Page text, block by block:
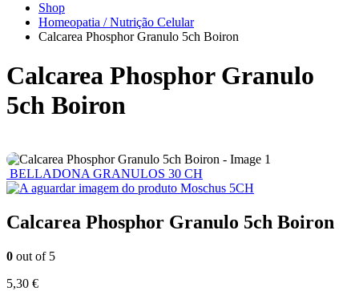
Shop
Homeopatia / Nutrição Celular
Calcarea Phosphor Granulo 5ch Boiron
Calcarea Phosphor Granulo
5ch Boiron
BELLADONA GRANULOS 30 CH
Moschus 5CH
Calcarea Phosphor Granulo 5ch Boiron
0 out of 5
5,30 €